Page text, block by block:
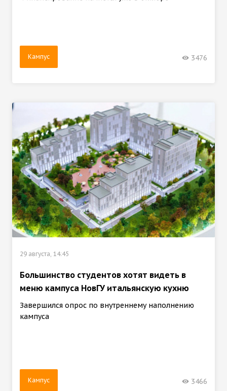
Кампус 3476
29 августа, 14:45
Большинство студентов хотят видеть в
меню кампуса НовГУ итальянскую кухню
Завершился опрос по внутреннему наполнению
кампуса
Кампус 3466